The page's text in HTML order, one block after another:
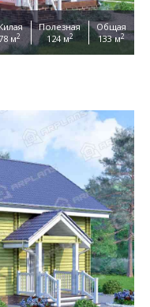
м2
Полезная
124 м2
Общая
133 м2